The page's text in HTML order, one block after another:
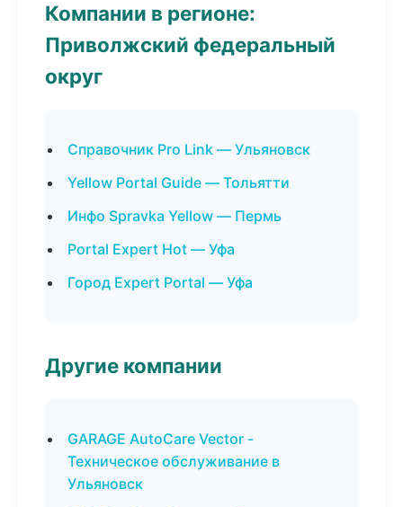
Компании в регионе:
Приволжский федеральный
округ
Справочник Pro Link — Ульяновск
Yellow Portal Guide — Тольятти
Инфо Spravka Yellow — Пермь
Portal Expert Hot — Уфа
Город Expert Portal — Уфа
Другие компании
GARAGE AutoCare Vector -
Техническое обслуживание в
Ульяновск